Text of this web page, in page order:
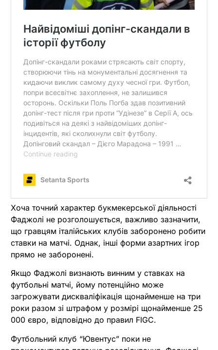
Хоча точний характер букмекерської діяльності
Фаджолі не розголошується, важливо зазначити,
що гравцям італійських клубів заборонено робити
ставки на матчі. Однак, інші форми азартних ігор
прямо не заборонені.
Якщо Фаджолі визнають винним у ставках на
футбольні матчі, йому потенційно може
загрожувати дискваліфікація щонайменше на три
роки разом зі штрафом у розмірі щонайменше 25
000 євро, відповідно до правил FIGC.
Футбольний клуб “Ювентус” поки не